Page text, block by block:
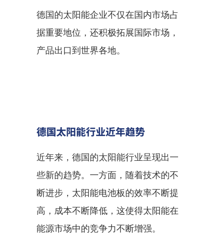
德国的太阳能企业不仅在国内市场占
据重要地位，还积极拓展国际市场，
产品出口到世界各地。
德国太阳能行业近年趋势
近年来，德国的太阳能行业呈现出一
些新的趋势。一方面，随着技术的不
断进步，太阳能电池板的效率不断提
高，成本不断降低，这使得太阳能在
能源市场中的竞争力不断增强。